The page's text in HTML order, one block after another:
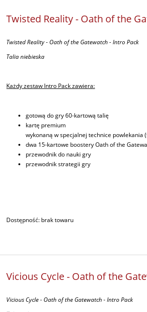
Twisted Reality - Oath of the
Twisted Reality - Oath of the Gatewatch - Intro Pack
Talia niebieska
Każdy zestaw Intro Pack zawiera:
gotową do gry 60-kartową talię
kartę premium
wykonaną w specjalnej technice powlekania
dwa 15-kartowe boostery Oath of the
przewodnik do nauki gry
przewodnik strategii gry
Dostępność: brak towaru
Vicious Cycle - Oath of the
Vicious Cycle - Oath of the Gatewatch - Intro Pack